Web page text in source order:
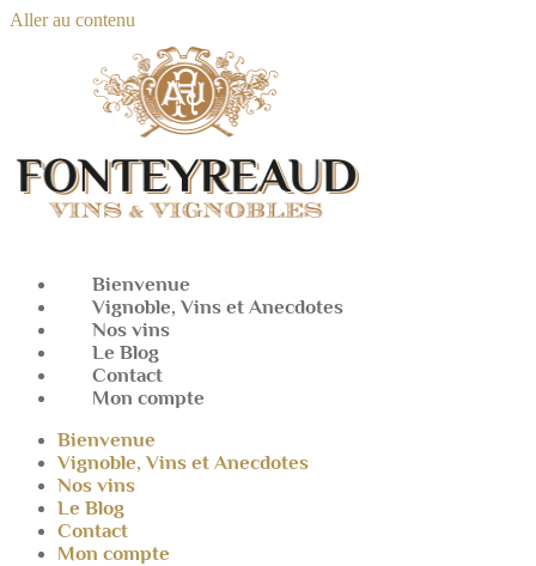
Aller au contenu
Bienvenue
Vignoble, Vins et Anecdotes
Nos vins
Le Blog
Contact
Mon compte
Bienvenue
Vignoble, Vins et Anecdotes
Nos vins
Le Blog
Contact
Mon compte